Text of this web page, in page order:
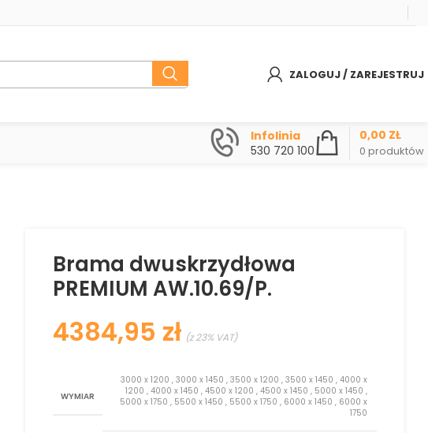
ZALOGUJ / ZAREJESTRUJ
Infolinia
530 720 100
0 produktów
0,00 ZŁ
Brama dwuskrzydłowa
PREMIUM AW.10.69/P.
zł
WYMIAR
3000 x 1200 , 3000 x 1450 , 3500 x 1200 , 3500 x 1450 , 4000 x
1200 , 4000 x 1450 , 4500 x 1200 , 4500 x 1450 , 5000 x 1450 ,
5000 x 1750 , 5500 x 1450 , 5500 x 1750 , 6000 x 1450 , 6000 x
1750